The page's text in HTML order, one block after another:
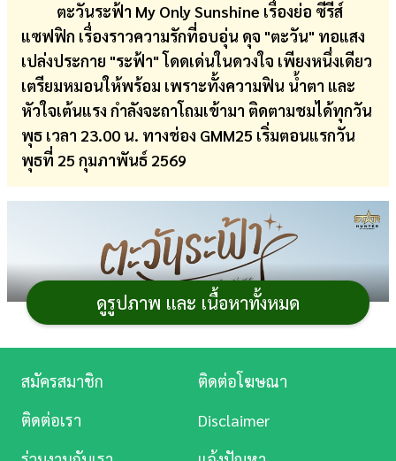
ตะวันระฟ้า My Only Sunshine เรื่องย่อ ซีรีส์
แซฟฟิก เรื่องราวความรักที่อบอุ่น ดุจ "ตะวัน" ทอแสง
เปล่งประกาย "ระฟ้า" โดดเด่นในดวงใจ เพียงหนึ่งเดียว
เตรียมหมอนให้พร้อม เพราะทั้งความฟิน น้ำตา และ
หัวใจเต้นแรง กำลังจะถาโถมเข้ามา ติดตามชมได้ทุกวัน
พุธ เวลา 23.00 น. ทางช่อง GMM25 เริ่มตอนแรกวัน
พุธที่ 25 กุมภาพันธ์ 2569
ดูรูปภาพ และ เนื้อหาทั้งหมด
บอล
สด
การ
เงิน
การ
ศึกษา
ดู
หนัง
สมัครสมาชิก
ติดต่อโฆษณา
ติดต่อเรา
Disclaimer